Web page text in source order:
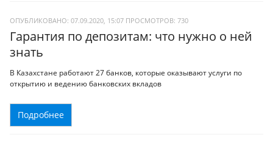
ОПУБЛИКОВАНО: 07.09.2020, 15:07 ПРОСМОТРОВ: 730
Гарантия по депозитам: что нужно о ней
знать
В Казахстане работают 27 банков, которые оказывают услуги по
открытию и ведению банковских вкладов
Подробнее